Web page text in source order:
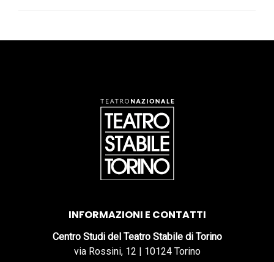
INFORMAZIONI E CONTATTI
Centro Studi del Teatro Stabile di Torino
via Rossini, 12 | 10124 Torino